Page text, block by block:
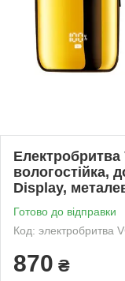
Електробритва
вологостійка,
Display,
Готово до відправки
Код: электробритва
870 ₴